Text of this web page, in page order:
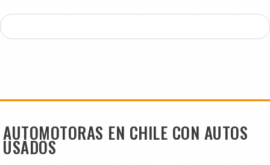
AUTOMOTORAS EN CHILE CON AUTOS
USADOS